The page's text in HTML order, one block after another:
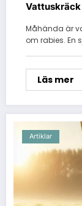
Vattuskräck
Måhända är
om rabies. En
Läs mer
Artiklar